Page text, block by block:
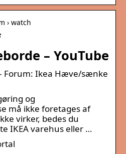
› watch
– YouTube
Forum: Ikea Hæve/sænke
og
må ikke foretages af
virker, bedes du
IKEA varehus eller …